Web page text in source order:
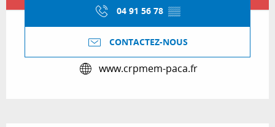
04 91 56 78 ▒▒
CONTACTEZ-NOUS
www.crpmem-paca.fr